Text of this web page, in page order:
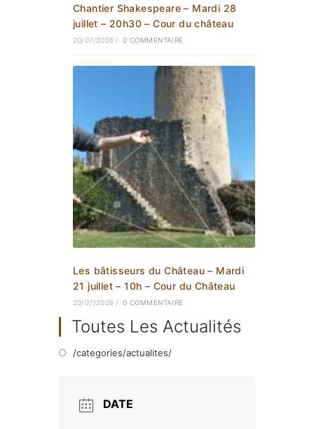
Chantier Shakespeare – Mardi 28
juillet – 20h30 – Cour du château
20/07/2026 / 0 COMMENTAIRE
Les bâtisseurs du Château – Mardi
21 juillet – 10h – Cour du Château
20/07/2026 / 0 COMMENTAIRE
Toutes Les Actualités
/categories/actualites/
DATE